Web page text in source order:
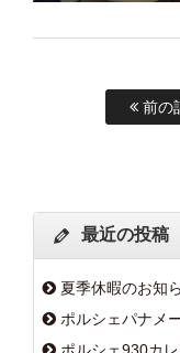
前の
最近の投稿
夏季休暇のお知
ポルシェパナメ